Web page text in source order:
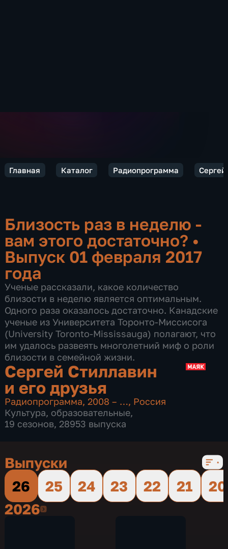
Главная Каталог Радиопрограмма Сергей
Близость раз в неделю -
вам этого достаточно? •
Выпуск 01 февраля 2017
года
Ученые рассказали, какое количество
близости в неделю является оптимальным.
Одного раза оказалось достаточно. Канадские
ученые из Университета Торонто-Миссисога
(University Toronto-Mississauga) полагают, что
им удалось развеять многолетний миф о роли
близости в семейной жизни.
Сергей Стиллавин
и его друзья
Радиопрограмма,2008 – …, Россия
Культура, образовательные,
19 сезонов, 28953 выпуска
Выпуски
26
25 24 23 22 21
20
20262026